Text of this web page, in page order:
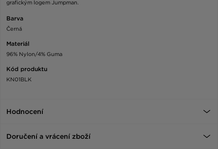
grafickým logem Jumpman.
Barva
Černá
Materiál
96% Nylon/4% Guma
Kód produktu
KN01BLK
Hodnocení
Doručení a vrácení zboží